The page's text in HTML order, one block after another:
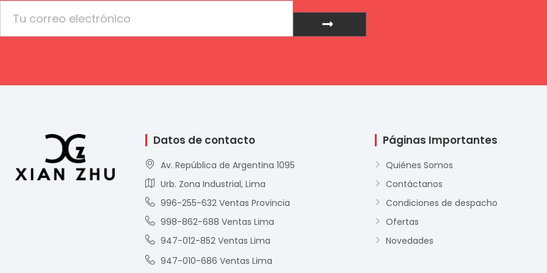
Enviar
Datos de contacto
Av. República de Argentina 1095
Urb. Zona Industrial, Lima
996-255-632 Ventas Provincia
998-862-688 Ventas Lima
947-012-852 Ventas Lima
947-010-686 Ventas Lima
Páginas Importantes
Quiénes Somos
Contáctanos
Condiciones de despacho
Ofertas
Novedades